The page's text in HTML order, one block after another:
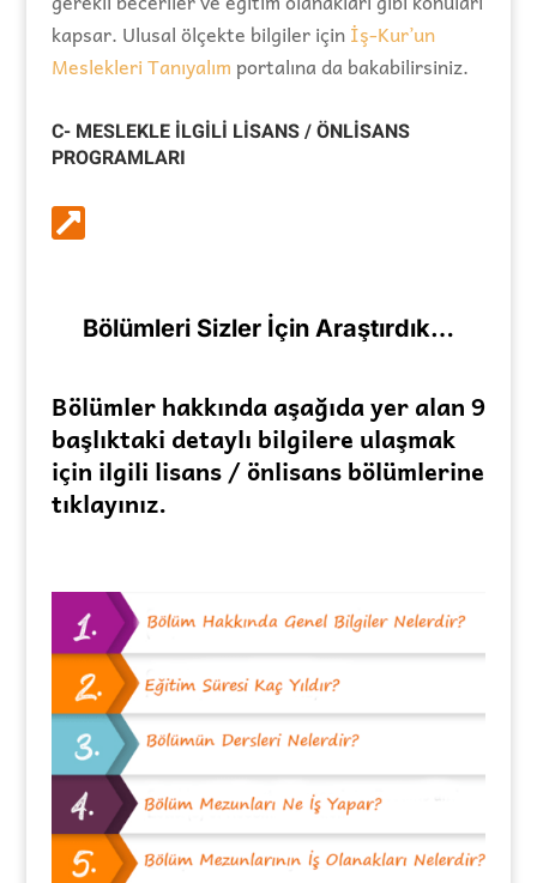
kapsar. Ulusal ölçekte bilgiler içinİş-Kur’un
Meslekleri Tanıyalım portalına da bakabilirsiniz.
C- MESLEKLE İLGİLİ LİSANS / ÖNLİSANS
PROGRAMLARI

Bölümleri Sizler İçin Araştırdık…
Bölümler hakkında aşağıda yer alan 9
başlıktaki detaylı bilgilere ulaşmak
için ilgili lisans / önlisans bölümlerine
tıklayınız.